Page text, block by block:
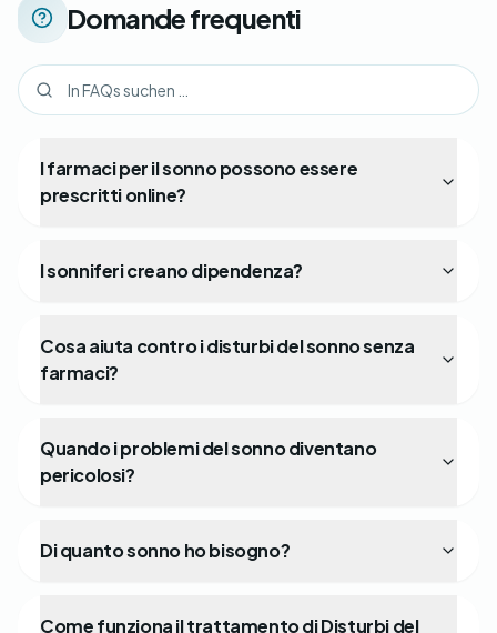
Domande frequenti
I farmaci per il sonno possono essere
prescritti online?
I sonniferi creano dipendenza?
Cosa aiuta contro i disturbi del sonno senza
farmaci?
Quando i problemi del sonno diventano
pericolosi?
Di quanto sonno ho bisogno?
Come funziona il trattamento di Disturbi del